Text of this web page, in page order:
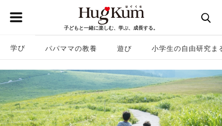
子どもと一緒に楽しむ、学ぶ、成長する。
学び パパママの教養 遊び 小学生の自由研究ま